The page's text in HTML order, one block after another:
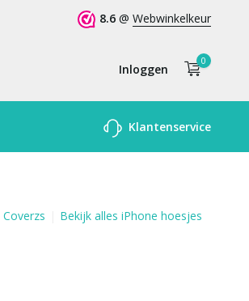
8.6 @ Webwinkelkeur
Inloggen
Account
0
Klantenservice
Coverzs Bekijk alles iPhone hoesjes